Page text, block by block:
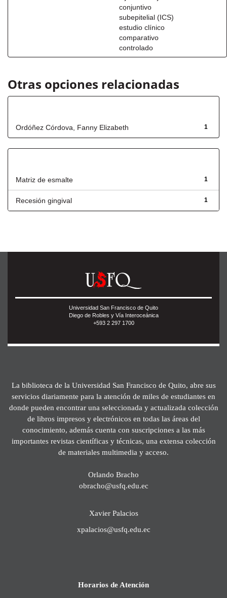
conjuntivo
subepitelial (ICS)
estudio clínico
comparativo
controlado
Otras opciones relacionadas
1
Ordóñez Córdova, Fanny Elizabeth
1
Matriz de esmalte
1
Recesión gingival
Universidad San Francisco de Quito
Diego de Robles y Vía Interoceánica
+593 2 297 1700
La biblioteca de la Universidad San Francisco de Quito, abre sus
servicios diariamente para la atención de miles de estudiantes en
donde pueden encontrar una seleccionada y actualizada colección
de libros impresos y electrónicos en todas las áreas del
conocimiento, además cuenta con suscripciones a las más
importantes revistas científicas y técnicas, una extensa colección
de materiales multimedia y acceso.
Orlando Bracho
obracho@usfq.edu.ec
Xavier Palacios
xpalacios@usfq.edu.ec
Horarios de Atención